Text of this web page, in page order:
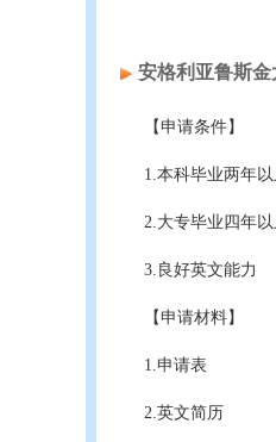
安格利亚鲁斯
【申请条件】
1.本科毕业两年
2.大专毕业四年
3.良好英文能力
【申请材料】
1.申请表
2.英文简历